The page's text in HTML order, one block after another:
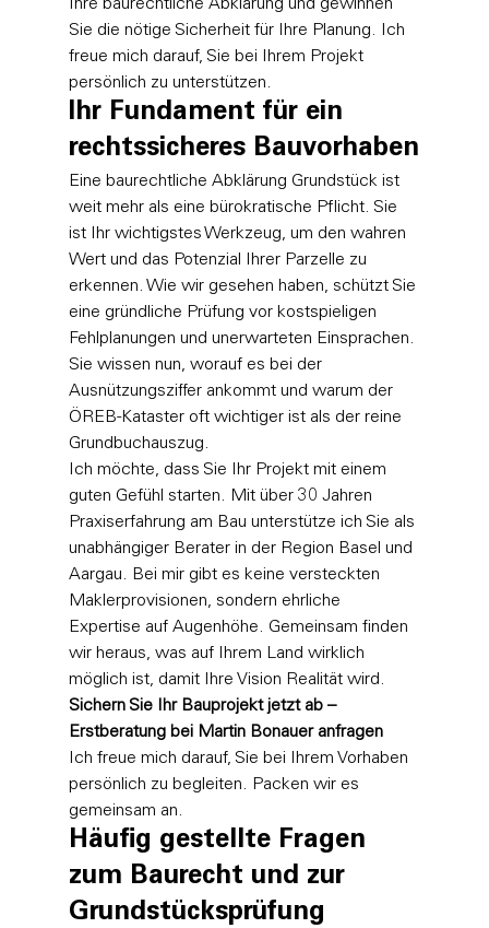
Ihre baurechtliche Abklärung und gewinnen
Sie die nötige Sicherheit für Ihre Planung. Ich
freue mich darauf, Sie bei Ihrem Projekt
persönlich zu unterstützen.
Ihr Fundament für ein
rechtssicheres Bauvorhaben
Eine baurechtliche Abklärung Grundstück ist
weit mehr als eine bürokratische Pflicht. Sie
ist Ihr wichtigstes Werkzeug, um den wahren
Wert und das Potenzial Ihrer Parzelle zu
erkennen. Wie wir gesehen haben, schützt Sie
eine gründliche Prüfung vor kostspieligen
Fehlplanungen und unerwarteten Einsprachen.
Sie wissen nun, worauf es bei der
Ausnützungsziffer ankommt und warum der
ÖREB-Kataster oft wichtiger ist als der reine
Grundbuchauszug.
Ich möchte, dass Sie Ihr Projekt mit einem
guten Gefühl starten. Mit über 30 Jahren
Praxiserfahrung am Bau unterstütze ich Sie als
unabhängiger Berater in der Region Basel und
Aargau. Bei mir gibt es keine versteckten
Maklerprovisionen, sondern ehrliche
Expertise auf Augenhöhe. Gemeinsam finden
wir heraus, was auf Ihrem Land wirklich
möglich ist, damit Ihre Vision Realität wird.
Sichern Sie Ihr Bauprojekt jetzt ab –
Erstberatung bei Martin Bonauer anfragen
Ich freue mich darauf, Sie bei Ihrem Vorhaben
persönlich zu begleiten. Packen wir es
gemeinsam an.
Häufig gestellte Fragen
zum Baurecht und zur
Grundstücksprüfung